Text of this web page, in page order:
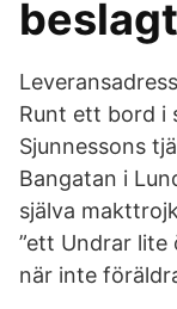
Runt ett bord i
Sjunnessons
Bangatan i
själva
”ett Undrar lite
när inte